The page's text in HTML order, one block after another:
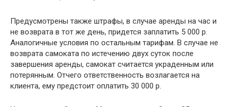
Предусмотрены также штрафы, в случае аренды на час и
не возврата в тот же день, придется заплатить 5 000 р.
Аналогичные условия по остальным тарифам. В случае не
возврата самоката по истечению двух суток после
завершения аренды, самокат считается украденным или
потерянным. Отчего ответственность возлагается на
клиента, ему предстоит оплатить 30 000 р.